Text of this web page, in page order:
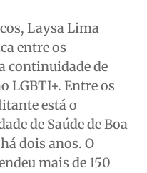
Laysa Lima
entre os
continuidade de
LGBTI+. Entre os
está o
de Saúde de Boa
dois anos. O
mais de 150